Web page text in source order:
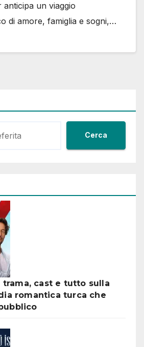
anticipa un viaggio
di amore, famiglia e sogni,…
Cerca
trama, cast e tutto sulla
romantica turca che